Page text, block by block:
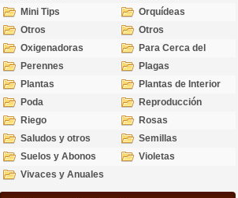
Mini Tips
Orquídeas
Otros
Otros
Oxigenadoras
Para Cerca del
Estanque
Perennes
Plagas
Plantas
Plantas de Interior
Poda
Reproducción
Riego
Rosas
Saludos y otros
temas
Semillas
Suelos y Abonos
Violetas
Vivaces y Anuales